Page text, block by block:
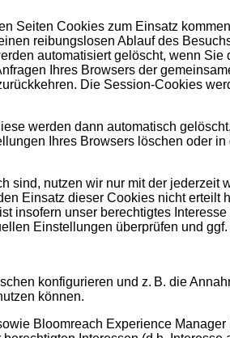
Seiten Cookies zum Einsatz
reibungslosen Ablauf des
automatisiert gelöscht, wenn
Ihres Browsers der
Die Session-Cookies
werden dann automatisch
Ihres Browsers löschen oder
sind, nutzen wir nur mit der jederzeit
Einsatz dieser Cookies nicht erteilt
unser berechtigtes Interesse
Einstellungen überprüfen und
konfigurieren und z. B. die
können.
Bloomreach Experience Manager